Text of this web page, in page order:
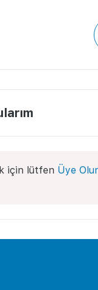
için lütfen Üye